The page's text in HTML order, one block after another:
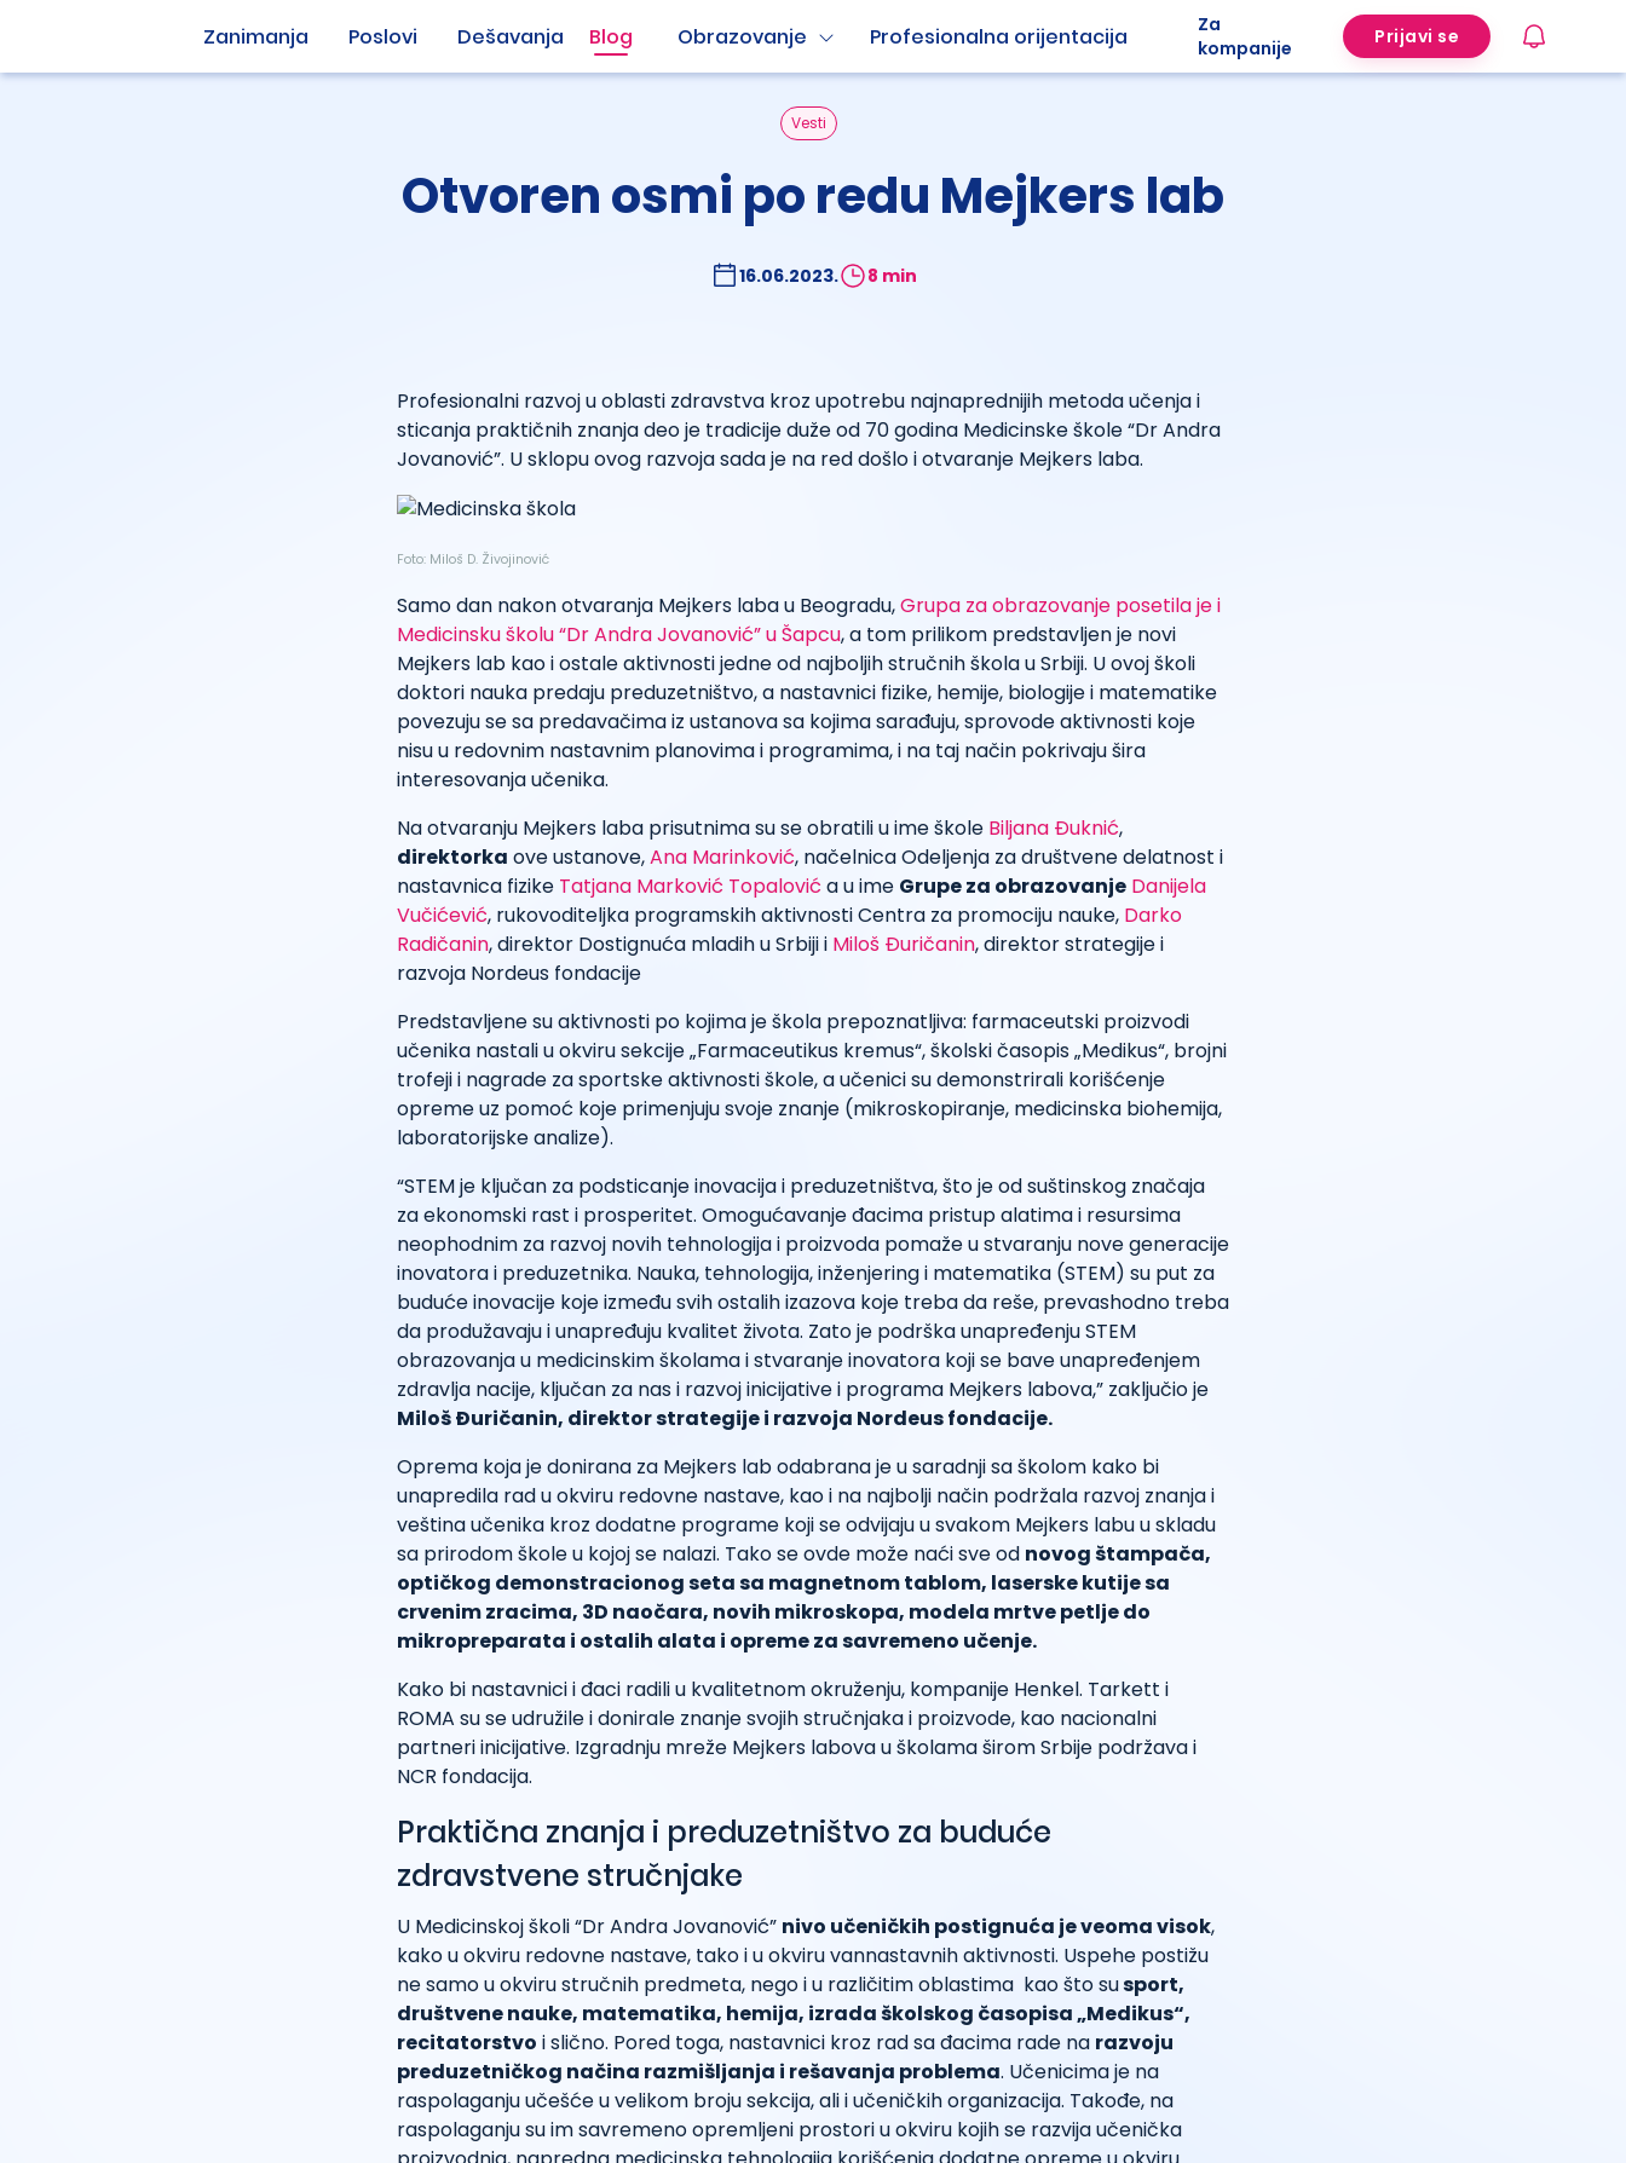
Zanimanja Poslovi Dešavanja Blog Obrazovanje Profesionalna orijentacija
Za
kompanije
Prijavi se
Vesti
Otvoren osmi po redu Mejkers lab
16.06.2023. 8 min
Profesionalni razvoj u oblasti zdravstva kroz upotrebu najnaprednijih metoda učenja i
sticanja praktičnih znanja deo je tradicije duže od 70 godina Medicinske škole “Dr Andra
Jovanović”. U sklopu ovog razvoja sada je na red došlo i otvaranje Mejkers laba.
Foto: Miloš D. Živojinović
Samo dan nakon otvaranja Mejkers laba u Beogradu,Grupa za obrazovanje posetila je i
Medicinsku školu “Dr Andra Jovanović” u Šapcu, a tom prilikom predstavljen je novi
Mejkers lab kao i ostale aktivnosti jedne od najboljih stručnih škola u Srbiji. U ovoj školi
doktori nauka predaju preduzetništvo, a nastavnici fizike, hemije, biologije i matematike
povezuju se sa predavačima iz ustanova sa kojima sarađuju, sprovode aktivnosti koje
nisu u redovnim nastavnim planovima i programima, i na taj način pokrivaju šira
interesovanja učenika.
Na otvaranju Mejkers laba prisutnima su se obratili u ime škole Biljana Đuknić,
direktorka ove ustanove,Ana Marinković, načelnica Odeljenja za društvene delatnost i
nastavnica fizike Tatjana Marković Topalović a u ime Grupe za obrazovanje Danijela
Vučićević, rukovoditeljka programskih aktivnosti Centra za promociju nauke, Darko
Radičanin, direktor Dostignuća mladih u Srbiji i Miloš Đuričanin, direktor strategije i
razvoja Nordeus fondacije
Predstavljene su aktivnosti po kojima je škola prepoznatljiva: farmaceutski proizvodi
učenika nastali u okviru sekcije „Farmaceutikus kremus“, školski časopis „Medikus“, brojni
trofeji i nagrade za sportske aktivnosti škole, a učenici su demonstrirali korišćenje
opreme uz pomoć koje primenjuju svoje znanje (mikroskopiranje, medicinska biohemija,
laboratorijske analize).
“STEM je ključan za podsticanje inovacija i preduzetništva, što je od suštinskog značaja
za ekonomski rast i prosperitet. Omogućavanje đacima pristup alatima i resursima
neophodnim za razvoj novih tehnologija i proizvoda pomaže u stvaranju nove generacije
inovatora i preduzetnika. Nauka, tehnologija, inženjering i matematika (STEM) su put za
buduće inovacije koje između svih ostalih izazova koje treba da reše, prevashodno treba
da produžavaju i unapređuju kvalitet života. Zato je podrška unapređenju STEM
obrazovanja u medicinskim školama i stvaranje inovatora koji se bave unapređenjem
zdravlja nacije, ključan za nas i razvoj inicijative i programa Mejkers labova,” zaključio je
Miloš Đuričanin, direktor strategije i razvoja Nordeus fondacije.
Oprema koja je donirana za Mejkers lab odabrana je u saradnji sa školom kako bi
unapredila rad u okviru redovne nastave, kao i na najbolji način podržala razvoj znanja i
veština učenika kroz dodatne programe koji se odvijaju u svakom Mejkers labu u skladu
sa prirodom škole u kojoj se nalazi. Tako se ovde može naći sve od novog štampača,
optičkog demonstracionog seta sa magnetnom tablom, laserske kutije sa
crvenim zracima, 3D naočara, novih mikroskopa, modela mrtve petlje do
mikropreparata i ostalih alata i opreme za savremeno učenje.
Kako bi nastavnici i đaci radili u kvalitetnom okruženju, kompanije Henkel. Tarkett i
ROMA su se udružile i donirale znanje svojih stručnjaka i proizvode, kao nacionalni
partneri inicijative. Izgradnju mreže Mejkers labova u školama širom Srbije podržava i
NCR fondacija.
Praktična znanja i preduzetništvo za buduće
zdravstvene stručnjake
U Medicinskoj školi “Dr Andra Jovanović” nivo učeničkih postignuća je veoma visok,
kako u okviru redovne nastave, tako i u okviru vannastavnih aktivnosti. Uspehe postižu
ne samo u okviru stručnih predmeta, nego i u različitim oblastima kao što susport,
društvene nauke, matematika, hemija, izrada školskog časopisa „Medikus“,
recitatorstvo i slično. Pored toga, nastavnici kroz rad sa đacima rade na razvoju
preduzetničkog načina razmišljanja i rešavanja problema. Učenicima je na
raspolaganju učešće u velikom broju sekcija, ali i učeničkih organizacija. Takođe, na
raspolaganju su im savremeno opremljeni prostori u okviru kojih se razvija učenička